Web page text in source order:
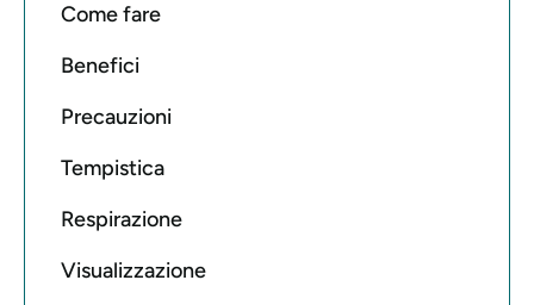
Come fare
Benefici
Precauzioni
Tempistica
Respirazione
Visualizzazione